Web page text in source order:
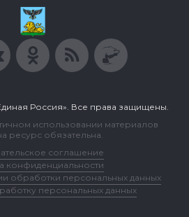
Россия». Все права защищены.
использовании материалов
ресурс обязательна.
соглашение
конфиденциальности
обработки персональных данных
персональных данных